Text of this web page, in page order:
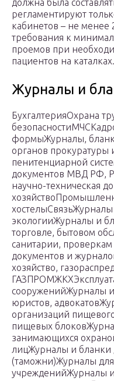
должна была
регламентируют
кабинетов – не менее
требования к
проемов при
пациентов на каталках.
Журналы и
БухгалтерияОхрана
формыЖурналы,
органов прокуратуры
пенитенциарной
документов МВД РФ,
научно-техническая
экологииЖурналы и
торговле, бытовом
санитарии,
документов и
хозяйство,
сооруженийЖурналы и
юристов,
организаций
пищевых
занимающихся
лицЖурналы и
(таможни)Журналы
учрежденийЖурналы